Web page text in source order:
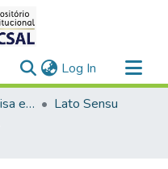
Log In (current)
Pró-Reitoria de Pesquisa e Pós-Graduação > Stricto Sensu
Lato Sensu